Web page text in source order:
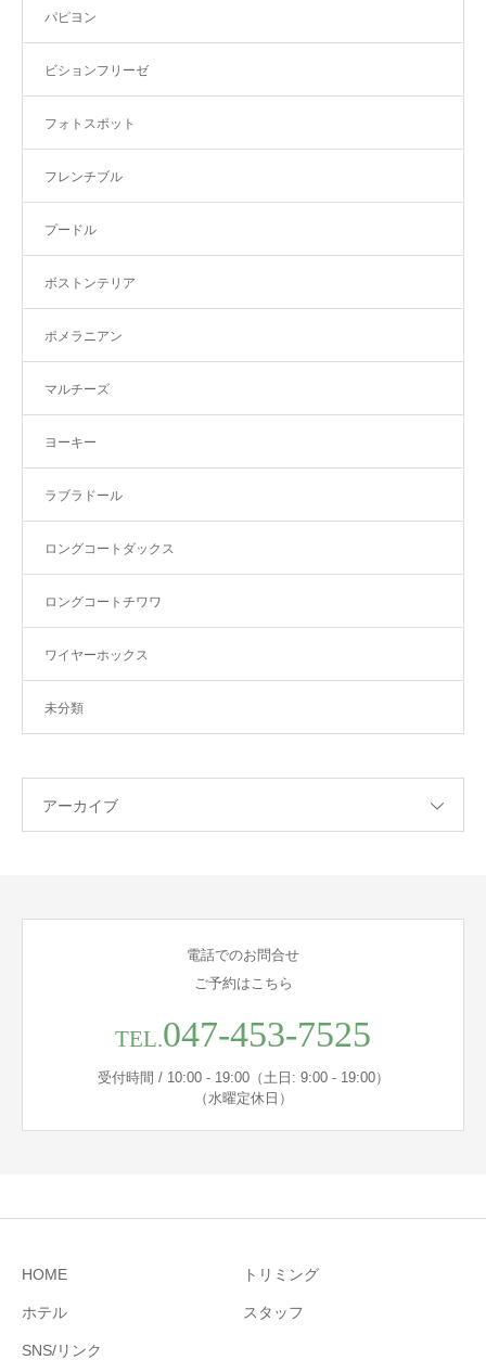
パピヨン
ビションフリーゼ
フォトスポット
フレンチブル
プードル
ボストンテリア
ポメラニアン
マルチーズ
ヨーキー
ラブラドール
ロングコートダックス
ロングコートチワワ
ワイヤーホックス
未分類
アーカイブ
電話でのお問合せ
ご予約はこちら
TEL.047-453-7525
受付時間 / 10:00 - 19:00（土日: 9:00 - 19:00）
（水曜定休日）
HOME トリミング
ホテル スタッフ
SNS/リンク